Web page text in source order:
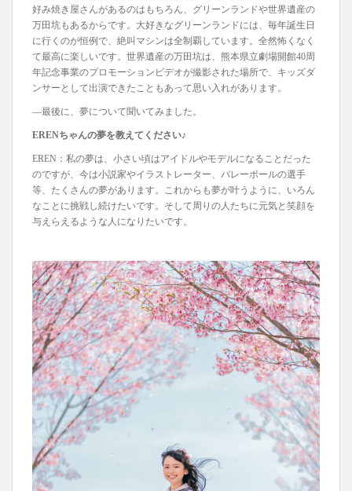
好み焼き屋さんがあるのはもちろん、グリーンランドや世界遺産の
万田坑もあるからです。大好きなグリーンランドには、毎年誕生日
に行くのが恒例で、絶叫マシンは全制覇しています。全然怖くなく
て最高に楽しいです。世界遺産の万田坑は、熊本県立劇場開館40周
年記念事業のプロモーションビデオが撮影された場所で、キッズダ
ンサーとして出演できたこともあって思い入れがあります。
―最後に、夢について聞いてみました。
ERENちゃんの夢を教えてください♪
EREN：私の夢は、小さい頃はアイドルやモデルになることだった
のですが、今は小説家やイラストレーター、バレーボールの選手
等、たくさんの夢があります。これからも夢が叶うように、いろん
なことに挑戦し続けたいです。そして周りの人たちに元気と笑顔を
与えらえるような人になりたいです。